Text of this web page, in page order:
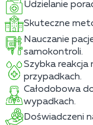
Udzielanie
Skuteczne
Nauczanie
samokontroli.
Szybka
przypadkach.
Całodobowa
wypadkach.
Doświadczeni